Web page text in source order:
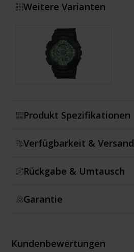
Weitere Varianten
Produkt Spezifikationen
Verfügbarkeit & Versand
Rückgabe & Umtausch
Garantie
Kundenbewertungen